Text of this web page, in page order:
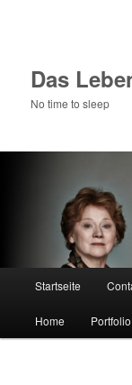
Das
No time to sleep
Zum Inhalt
Startseite
Home Portfolio